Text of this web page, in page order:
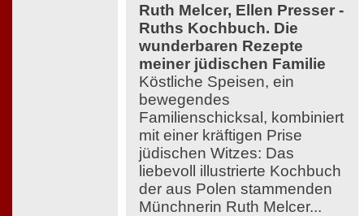
Ruth Melcer, Ellen Presser -
Ruths Kochbuch. Die
wunderbaren Rezepte
meiner jüdischen Familie
Köstliche Speisen, ein
bewegendes
Familienschicksal, kombiniert
mit einer kräftigen Prise
jüdischen Witzes: Das
liebevoll illustrierte Kochbuch
der aus Polen stammenden
Münchnerin Ruth Melcer...